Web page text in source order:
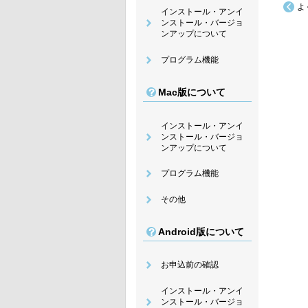
よ
インストール・アンイ
ンストール・バージョ
ンアップについて
プログラム機能
Mac版について
インストール・アンイ
ンストール・バージョ
ンアップについて
プログラム機能
その他
Android版について
お申込前の確認
インストール・アンイ
ンストール・バージョ